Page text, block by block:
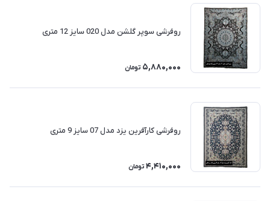
روفرشی سوپر گلشن مدل 020 سایز 12 متری
5,880,000 تومان
روفرشی کارآفرین یزد مدل 07 سایز 9 متری
4,410,000 تومان